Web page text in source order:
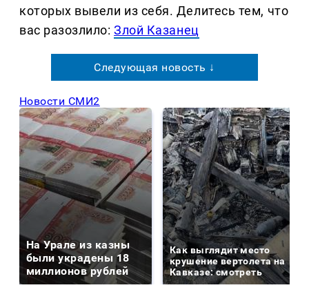
которых вывели из себя. Делитеcь тем, что
вас разозлило:Злой Казанец
Следующая новость ↓
Новости СМИ2
На Урале из казны
были украдены 18
миллионов рублей
Как выглядит место
крушение вертолета на
Кавказе: смотреть